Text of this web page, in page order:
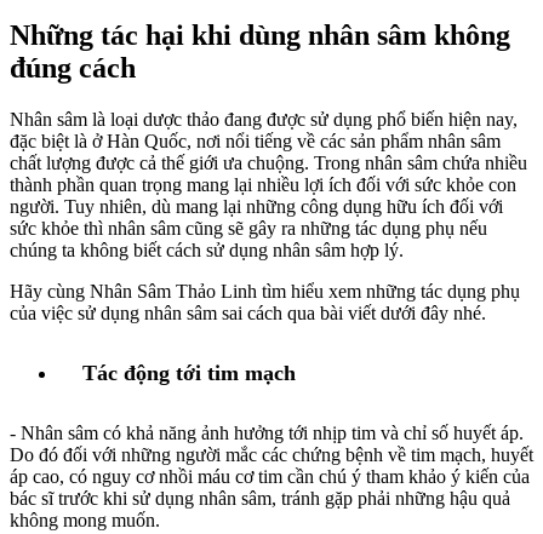
Những tác hại khi dùng nhân sâm không
đúng cách
Nhân sâm là loại dược thảo đang được sử dụng phổ biến hiện nay,
đặc biệt là ở Hàn Quốc, nơi nổi tiếng về các sản phẩm nhân sâm
chất lượng được cả thế giới ưa chuộng. Trong nhân sâm chứa nhiều
thành phần quan trọng mang lại nhiều lợi ích đối với sức khỏe con
người. Tuy nhiên, dù mang lại những công dụng hữu ích đối với
sức khỏe thì nhân sâm cũng sẽ gây ra những tác dụng phụ nếu
chúng ta không biết cách sử dụng nhân sâm hợp lý.
Hãy cùng Nhân Sâm Thảo Linh tìm hiểu xem những tác dụng phụ
của việc sử dụng nhân sâm sai cách qua bài viết dưới đây nhé.
Tác động tới tim mạch
- Nhân sâm có khả năng ảnh hưởng tới nhịp tim và chỉ số huyết áp.
Do đó đối với những người mắc các chứng bệnh về tim mạch, huyết
áp cao, có nguy cơ nhồi máu cơ tim cần chú ý tham khảo ý kiến của
bác sĩ trước khi sử dụng nhân sâm, tránh gặp phải những hậu quả
không mong muốn.